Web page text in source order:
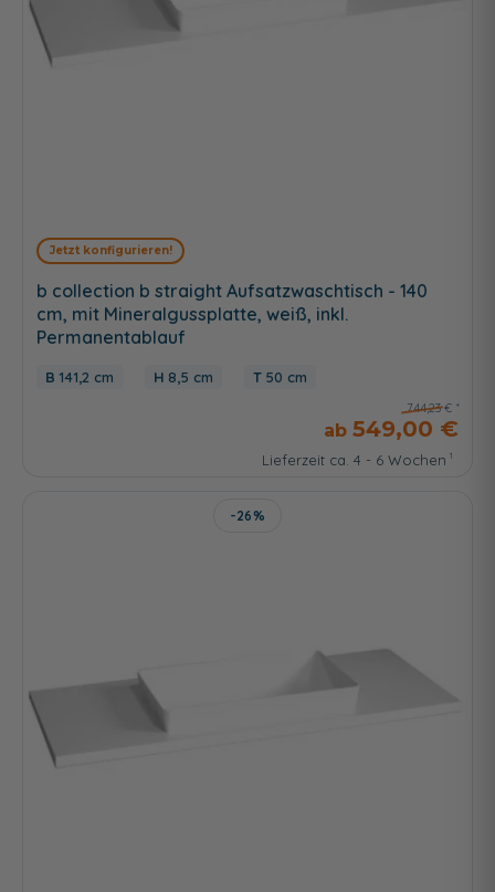
Jetzt konfigurieren!
b collection b straight Aufsatzwaschtisch - 140
cm, mit Mineralgussplatte, weiß, inkl.
Permanentablauf
141,2 cm 8,5 cm 50 cm
744,23 €
549,00 €
Lieferzeit ca. 4 - 6 Wochen
-26%